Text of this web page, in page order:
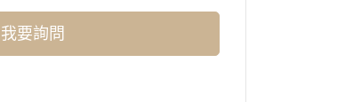
我要詢問